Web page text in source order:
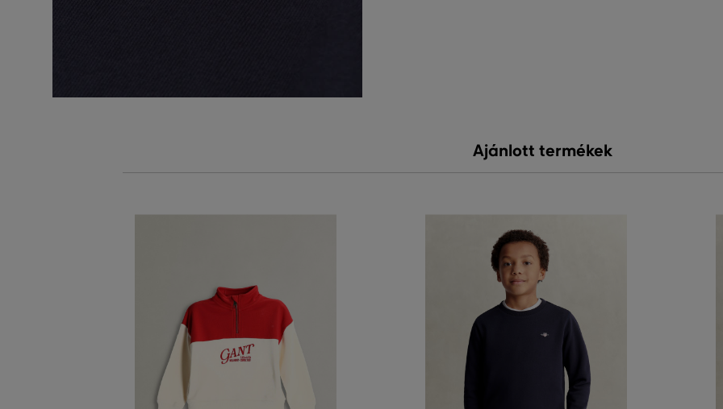
Ajánlott termékek